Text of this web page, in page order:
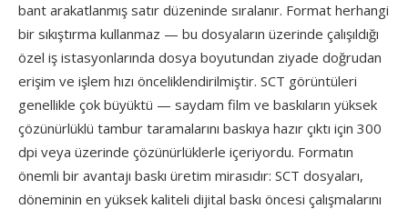
bant arakatlanmış satır düzeninde sıralanır. Format herhangi
bir sıkıştırma kullanmaz — bu dosyaların üzerinde çalışıldığı
özel iş istasyonlarında dosya boyutundan ziyade doğrudan
erişim ve işlem hızı önceliklendirilmiştir. SCT görüntüleri
genellikle çok büyüktü — saydam film ve baskıların yüksek
çözünürlüklü tambur taramalarını baskıya hazır çıktı için 300
dpi veya üzerinde çözünürlüklerle içeriyordu. Formatın
önemli bir avantajı baskı üretim mirasıdır: SCT dosyaları,
döneminin en yüksek kaliteli dijital baskı öncesi çalışmalarını